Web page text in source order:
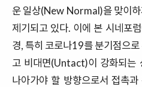
운 일상(New Normal)을 맞이
제기되고 있다. 이에 본 시네포
경, 특히 코로나19를 분기점으로
고 비대면(Untact)이 강화되는
나아가야 할 방향으로서 접촉과